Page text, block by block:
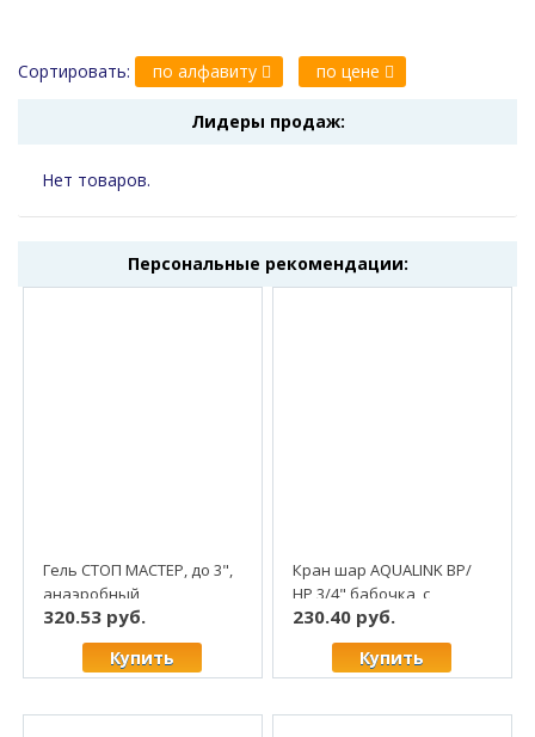
Сортировать: по алфавиту по цене
Лидеры продаж:
Нет товаров.
Персональные рекомендации:
Гель СТОП МАСТЕР, до 3",
анаэробный
уплотнитель, 60 гр,
красный (1/50)
320.53 руб.
Купить
Кран шар AQUALINK ВР/
НР 3/4" бабочка, с
"американкой", латунь
(5/80)
230.40 руб.
Купить